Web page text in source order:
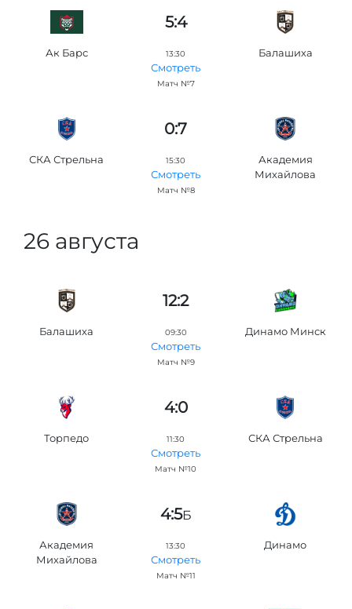
5:4
Ак Барс 13:30
Смотреть
Матч №7
Балашиха
0:7
СКА Стрельна 15:30
Смотреть
Матч №8
Академия
Михайлова
26 августа
12:2
Балашиха 09:30
Смотреть
Матч №9
Динамо Минск
4:0
Торпедо 11:30
Смотреть
Матч №10
СКА Стрельна
4:5Б
Академия
Михайлова
13:30
Смотреть
Матч №11
Динамо